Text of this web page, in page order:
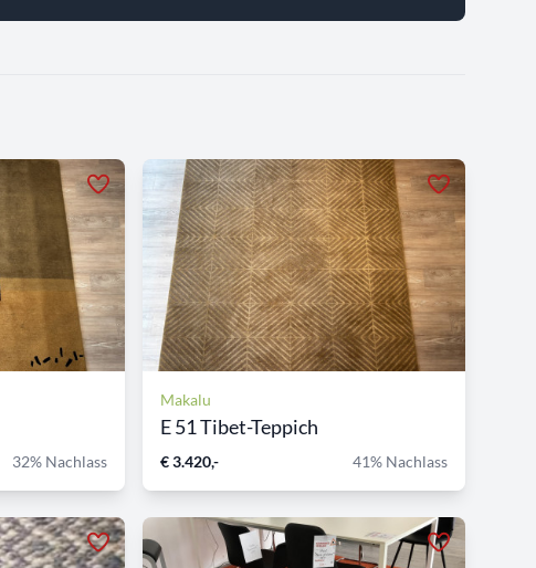
32% Nachlass
Makalu
E 51 Tibet-Teppich
€ 3.420,- 41% Nachlass